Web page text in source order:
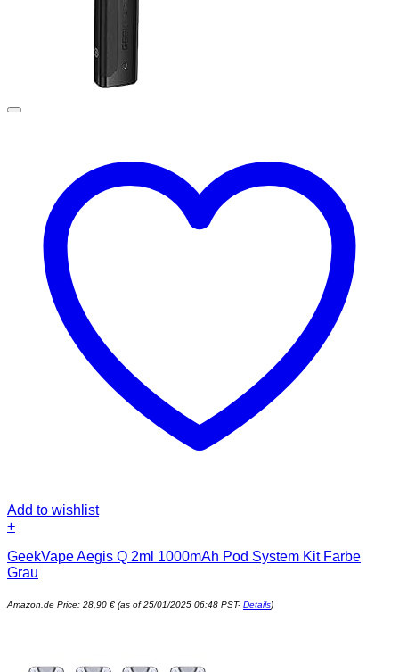
Add to wishlist
+
GeekVape Aegis Q 2ml 1000mAh Pod System Kit Farbe
Grau
Amazon.de Price: 28,90 € (as of 25/01/2025 06:48 PST- Details)